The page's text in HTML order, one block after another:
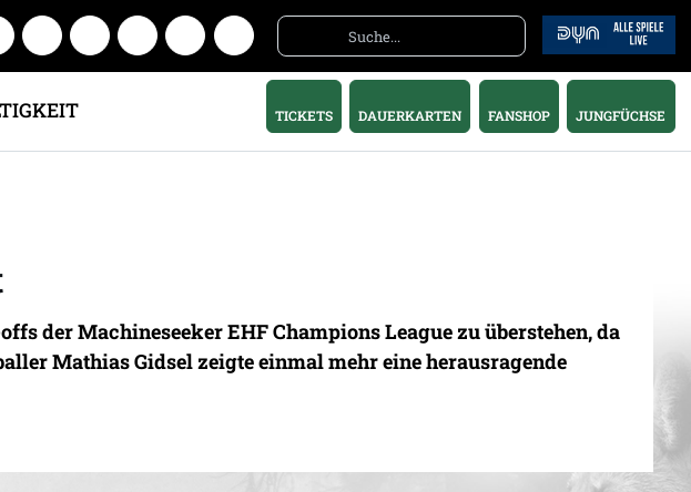
TICKETS DAUERKARTEN FANSHOP JUNGFÜCHSE
der Machineseeker EHF Champions League zu überstehen, da
Mathias Gidsel zeigte einmal mehr eine herausragende